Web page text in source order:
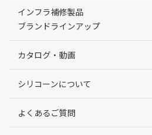
インフラ補修製品
ブランドラインアップ
カタログ・動画
シリコーンについて
よくあるご質問